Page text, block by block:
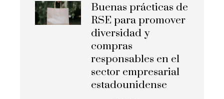
Buenas prácticas de
RSE para promover
diversidad y
compras
responsables en el
sector empresarial
estadounidense